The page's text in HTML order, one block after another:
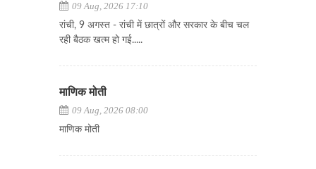
09 Aug, 2026 17:10
रांची, 9 अगस्त - रांची में छात्रों और सरकार के बीच चल
रही बैठक खत्म हो गई.....
माणिक मोती
09 Aug, 2026 08:00
माणिक मोती